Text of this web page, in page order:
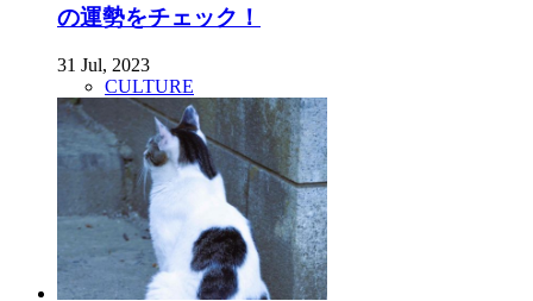
の運勢をチェック！
31 Jul, 2023
CULTURE